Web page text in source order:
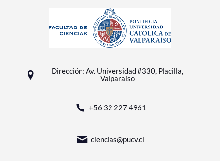
Dirección: Av. Universidad #330, Placilla,
Valparaíso
+56 32 227 4961
ciencias@pucv.cl